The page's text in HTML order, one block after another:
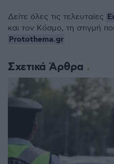
Σχετικά Άρθρα
Δείτε όλες τις τελευταίες
και τον Κόσμο, τη στιγμή
Protothema.gr